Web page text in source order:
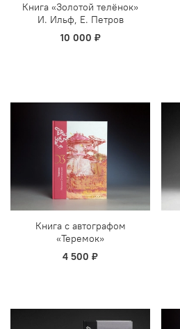
Книга «Золотой телёнок»
И. Ильф, Е. Петров
10 000 ₽
Книга с автографом
«Теремок»
4 500 ₽